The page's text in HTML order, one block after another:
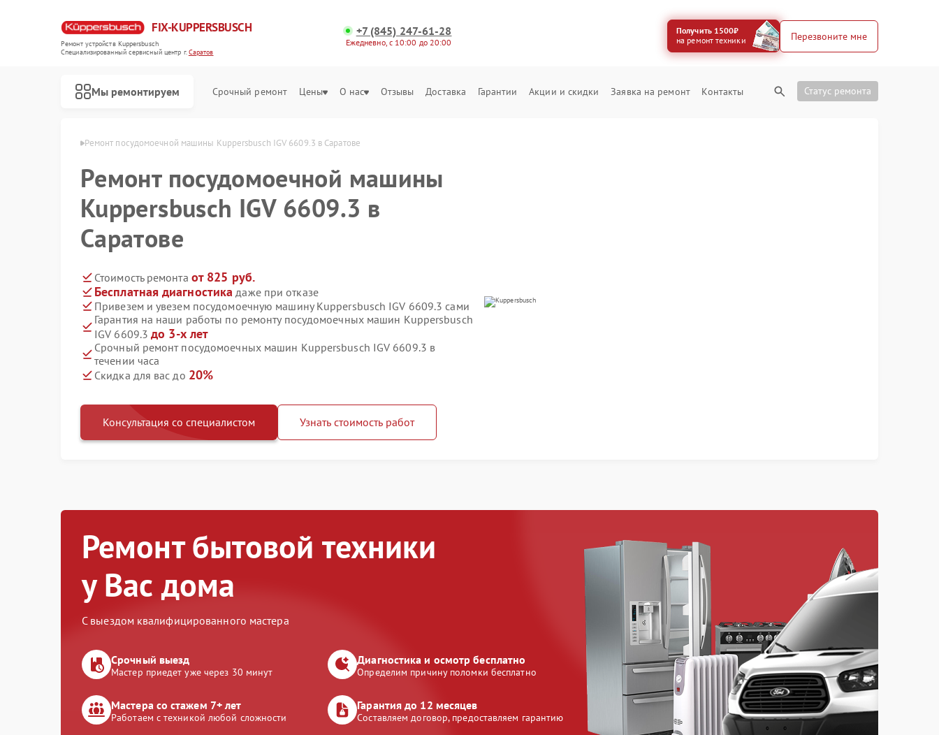
FIX-KUPPERSBUSCH
Ремонт устройств Kuppersbusch
Специализированный cервисный центр г.Саратов
+7 (845) 247-61-28
Ежедневно, с 10:00 до 20:00
Получить 1500₽
на ремонт техники
Перезвоните мне
Мы ремонтируем Срочный ремонт Цены О нас Отзывы Доставка Гарантии Акции и скидки Заявка на ремонт Контакты Статус ремонта
Ремонт посудомоечной машины Kuppersbusch IGV 6609.3 в Саратове
Ремонт посудомоечной машины
Kuppersbusch IGV 6609.3 в
Саратове
Стоимость ремонта от 825 руб.
Бесплатная диагностика даже при отказе
Привезем и увезем посудомоечную машину Kuppersbusch IGV 6609.3 сами
Гарантия на наши работы по ремонту посудомоечных машин Kuppersbusch
IGV 6609.3до 3-х лет
Срочный ремонт посудомоечных машин Kuppersbusch IGV 6609.3 в
течении часа
Скидка для вас до 20%
Консультация со специалистом Узнать стоимость работ
Ремонт бытовой техники
у Вас дома
С выездом квалифицированного мастера
Срочный выезд
Мастер приедет уже через 30 минут
Диагностика и осмотр бесплатно
Определим причину поломки бесплатно
Мастера со стажем 7+ лет
Работаем с техникой любой сложности
Гарантия до 12 месяцев
Составляем договор, предоставляем гарантию